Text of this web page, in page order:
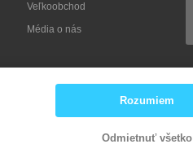
Veľkoobchod
Média o nás
Rozumiem
Odmietnuť všetko